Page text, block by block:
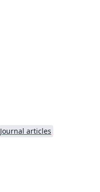
Journal articles